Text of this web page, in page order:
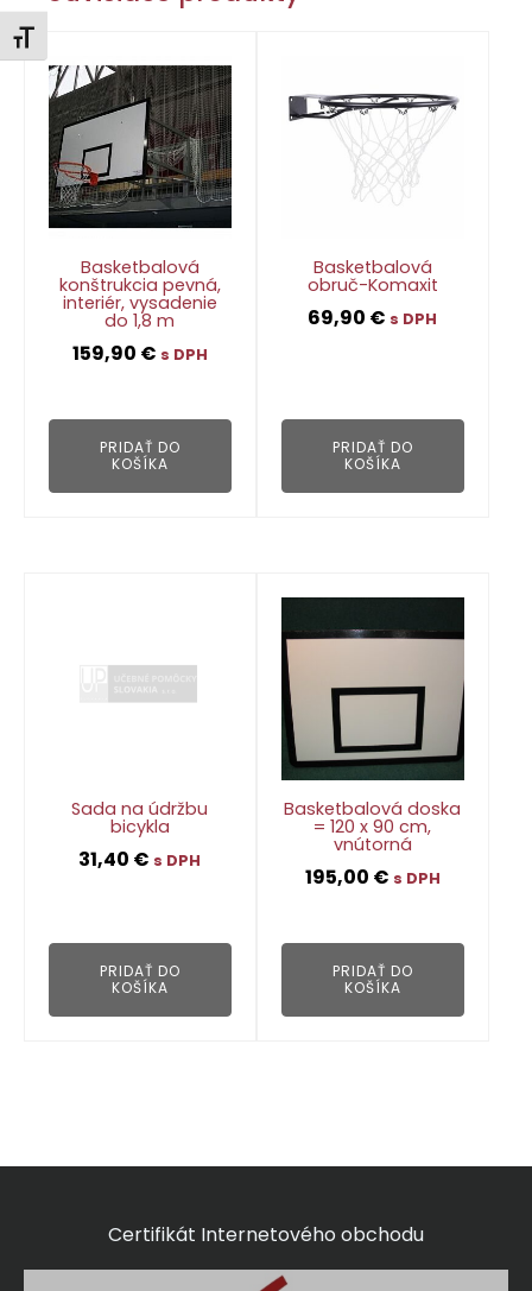
Zmeniť veľkosť písma
Basketbalová
konštrukcia pevná,
interiér, vysadenie
do 1,8 m
159,90 € s DPH
PRIDAŤ DO
KOŠÍKA
Basketbalová
obruč-Komaxit
69,90 € s DPH
PRIDAŤ DO
KOŠÍKA
Sada na údržbu
bicykla
31,40 € s DPH
PRIDAŤ DO
KOŠÍKA
Basketbalová doska
= 120 x 90 cm,
vnútorná
195,00 € s DPH
PRIDAŤ DO
KOŠÍKA
Certifikát Internetového obchodu